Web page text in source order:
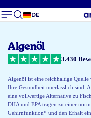
DE
Algenöl
3.430
Algenöl ist eine reichhaltige
Ihre Gesundheit unerlässlich sind.
eine vollwertige Alternative zu
DHA und EPA tragen zu einer
Gehirnfunktion* und den Erhalt